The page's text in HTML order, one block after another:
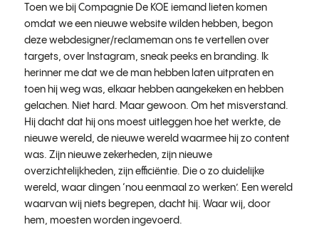
Toen we bij Compagnie De KOE iemand lieten komen
omdat we een nieuwe website wilden hebben, begon
deze webdesigner/reclameman ons te vertellen over
targets, over Instagram, sneak peeks en branding. Ik
herinner me dat we de man hebben laten uitpraten en
toen hij weg was, elkaar hebben aangekeken en hebben
gelachen. Niet hard. Maar gewoon. Om het misverstand.
Hij dacht dat hij ons moest uitleggen hoe het werkte, de
nieuwe wereld, de nieuwe wereld waarmee hij zo content
was. Zijn nieuwe zekerheden, zijn nieuwe
overzichtelijkheden, zijn efficiëntie. Die o zo duidelijke
wereld, waar dingen ‘nou eenmaal zo werken’. Een wereld
waarvan wij niets begrepen, dacht hij. Waar wij, door
hem, moesten worden ingevoerd.